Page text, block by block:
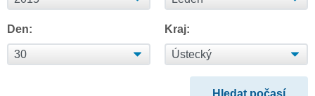
Den: Kraj: